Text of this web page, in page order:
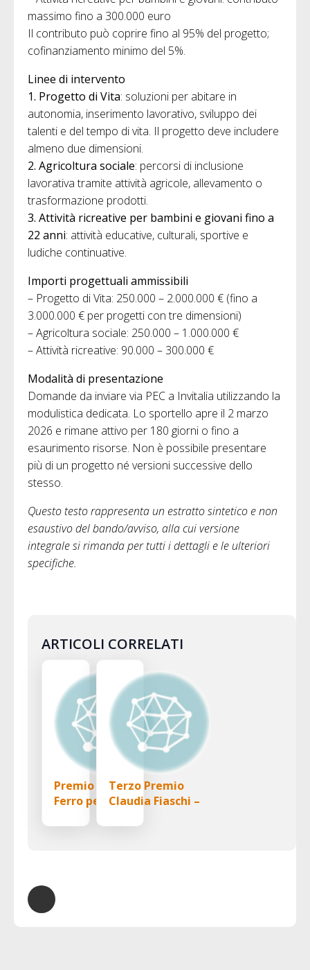
massimo fino a 300.000 euro
Il contributo può coprire fino al 95% del progetto;
cofinanziamento minimo del 5%.
Linee di intervento
1. Progetto di Vita: soluzioni per abitare in
autonomia, inserimento lavorativo, sviluppo dei
talenti e del tempo di vita. Il progetto deve includere
almeno due dimensioni.
2. Agricoltura sociale: percorsi di inclusione
lavorativa tramite attività agricole, allevamento o
trasformazione prodotti.
3. Attività ricreative per bambini e giovani fino a
22 anni: attività educative, culturali, sportive e
ludiche continuative.
Importi progettuali ammissibili
– Progetto di Vita: 250.000 – 2.000.000 € (fino a
3.000.000 € per progetti con tre dimensioni)
– Agricoltura sociale: 250.000 – 1.000.000 €
– Attività ricreative: 90.000 – 300.000 €
Modalità di presentazione
Domande da inviare via PEC a Invitalia utilizzando la
modulistica dedicata. Lo sportello apre il 2 marzo
2026 e rimane attivo per 180 giorni o fino a
esaurimento risorse. Non è possibile presentare
più di un progetto né versioni successive dello
stesso.
Questo testo rappresenta un estratto sintetico e non
esaustivo del bando/avviso, alla cui versione
integrale si rimanda per tutti i dettagli e le ulteriori
specifiche.
ARTICOLI CORRELATI
Premio Angelo
Ferro per
Terzo Premio
Claudia Fiaschi –